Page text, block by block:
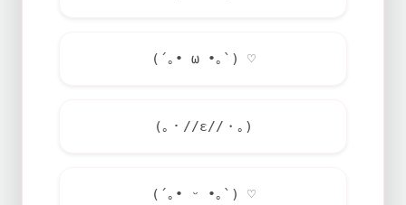
(´｡• ω •｡`) ♡
(｡・//ε//・｡)
(´｡• ᵕ •｡`) ♡